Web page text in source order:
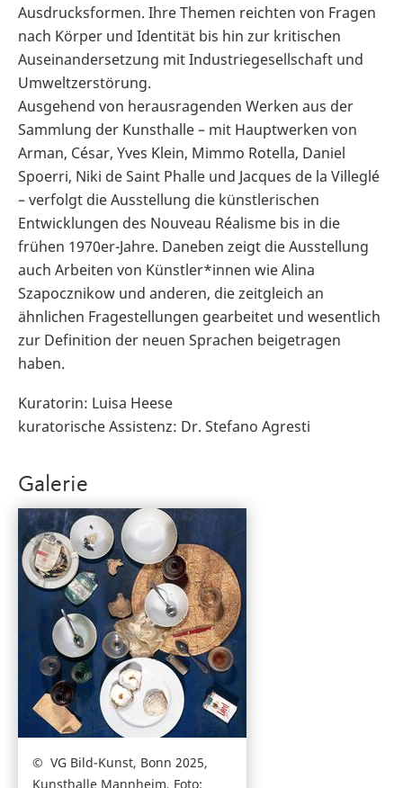
Ausdrucksformen. Ihre Themen reichten von Fragen
nach Körper und Identität bis hin zur kritischen
Auseinandersetzung mit Industriegesellschaft und
Umweltzerstörung.
Ausgehend von herausragenden Werken aus der
Sammlung der Kunsthalle – mit Hauptwerken von
Arman, César, Yves Klein, Mimmo Rotella, Daniel
Spoerri, Niki de Saint Phalle und Jacques de la Villeglé
– verfolgt die Ausstellung die künstlerischen
Entwicklungen des Nouveau Réalisme bis in die
frühen 1970er-Jahre. Daneben zeigt die Ausstellung
auch Arbeiten von Künstler*innen wie Alina
Szapocznikow und anderen, die zeitgleich an
ähnlichen Fragestellungen gearbeitet und wesentlich
zur Definition der neuen Sprachen beigetragen
haben.
Kuratorin: Luisa Heese
kuratorische Assistenz: Dr. Stefano Agresti
Galerie
VG Bild-Kunst, Bonn 2025,
Kunsthalle Mannheim, Foto: